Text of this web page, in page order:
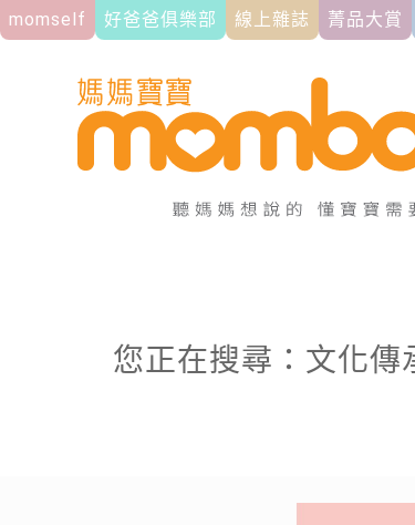
momself 好爸爸俱樂部 線上雜誌 菁品大賞
您正在搜尋：文化傳